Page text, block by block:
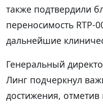
также подтвердили
переносимость RTP-
дальнейшие
Генеральный
Линг подчеркнул
достижения,